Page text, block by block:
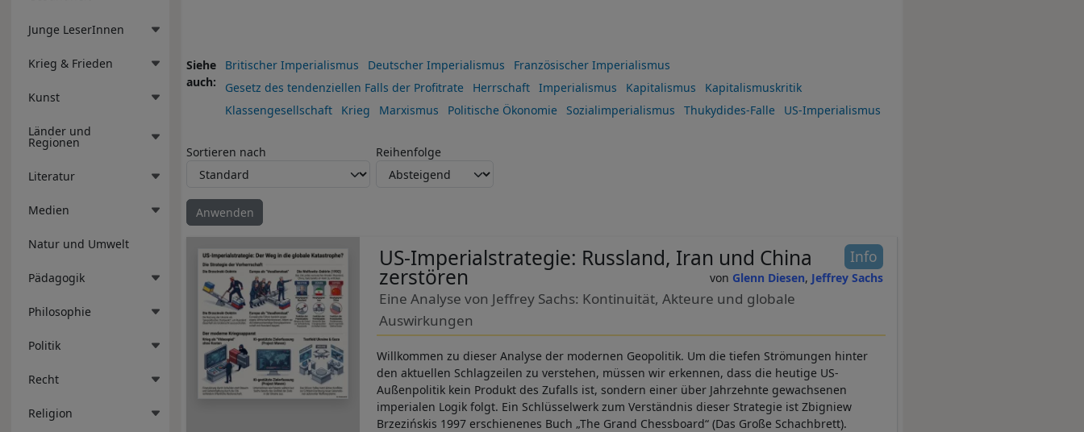
Junge LeserInnen
Krieg & Frieden
Kunst
Länder und
Regionen
Literatur
Medien
Natur und Umwelt
Pädagogik
Philosophie
Politik
Recht
Religion
Siehe
auch
Britischer Imperialismus Deutscher Imperialismus
Französischer Imperialismus
Gesetz des tendenziellen Falls der Profitrate
Herrschaft Imperialismus Kapitalismus
Kapitalismuskritik
Klassengesellschaft
Krieg Marxismus Politische Ökonomie Sozialimperialismus Thukydides-Falle US-Imperialismus
Sortieren nach Reihenfolge
Info
Glenn Diesen Jeffrey Sachs
US-Imperialstrategie: Russland, Iran und China
zerstören
Eine Analyse von Jeffrey Sachs: Kontinuität, Akteure und globale
Auswirkungen
Willkommen zu dieser Analyse der modernen Geopolitik. Um die tiefen Strömungen hinter
den aktuellen Schlagzeilen zu verstehen, müssen wir erkennen, dass die heutige US-
Außenpolitik kein Produkt des Zufalls ist, sondern einer über Jahrzehnte gewachsenen
imperialen Logik folgt. Ein Schlüsselwerk zum Verständnis dieser Strategie ist Zbigniew
Brzezińskis 1997 erschienenes Buch „The Grand Chessboard“ (Das Große Schachbrett).